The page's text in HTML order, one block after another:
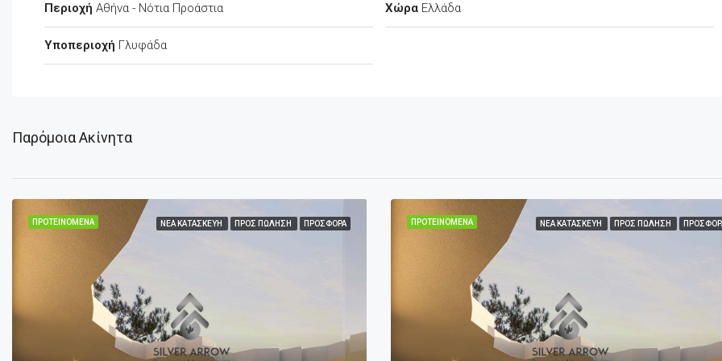
Περιοχή Αθήνα - Νότια Προάστια
Υποπεριοχή Γλυφάδα
Χώρα Ελλάδα
Παρόμοια Ακίνητα
ΠΡΟΤΕΙΝΌΜΕΝΑ ΝΈΑ ΚΑΤΑΣΚΕΥΉ ΠΡΟΣ ΠΏΛΗΣΗ ΠΡΟΣΦΟΡΆ ΠΡΟΤΕΙΝΌΜΕΝΑ ΝΈΑ ΚΑΤΑΣΚΕΥΉ ΠΡΟΣ ΠΏΛΗΣΗ